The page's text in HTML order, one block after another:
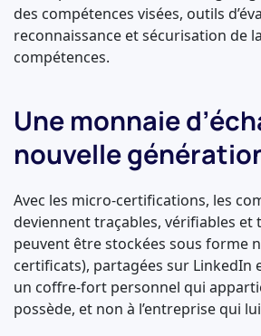
des compétences visées, outils
reconnaissance et sécurisation de
compétences.
Une monnaie
nouvelle
Avec les micro-certifications, les
deviennent traçables, vérifiables et
peuvent être stockées sous forme
certificats), partagées sur LinkedIn
un coffre-fort personnel qui
possède, et non à l’entreprise qui